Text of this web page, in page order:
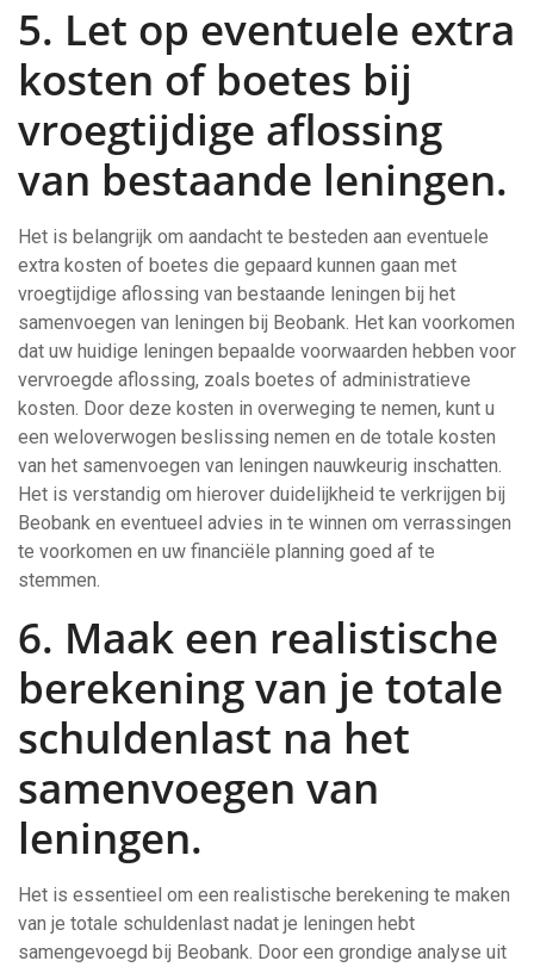
5. Let op eventuele extra
kosten of boetes bij
vroegtijdige aflossing
van bestaande leningen.
Het is belangrijk om aandacht te besteden aan eventuele
extra kosten of boetes die gepaard kunnen gaan met
vroegtijdige aflossing van bestaande leningen bij het
samenvoegen van leningen bij Beobank. Het kan voorkomen
dat uw huidige leningen bepaalde voorwaarden hebben voor
vervroegde aflossing, zoals boetes of administratieve
kosten. Door deze kosten in overweging te nemen, kunt u
een weloverwogen beslissing nemen en de totale kosten
van het samenvoegen van leningen nauwkeurig inschatten.
Het is verstandig om hierover duidelijkheid te verkrijgen bij
Beobank en eventueel advies in te winnen om verrassingen
te voorkomen en uw financiële planning goed af te
stemmen.
6. Maak een realistische
berekening van je totale
schuldenlast na het
samenvoegen van
leningen.
Het is essentieel om een realistische berekening te maken
van je totale schuldenlast nadat je leningen hebt
samengevoegd bij Beobank. Door een grondige analyse uit